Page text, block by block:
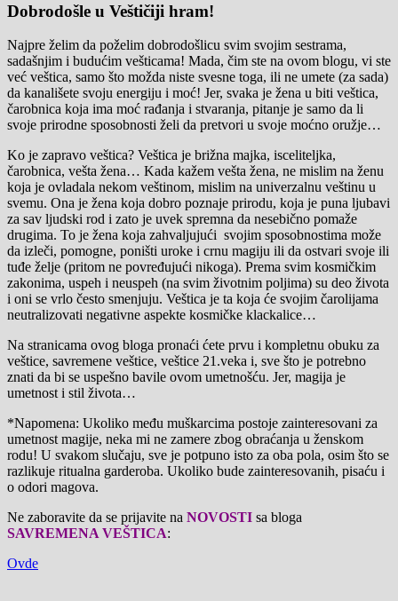
Dobrodošle u Veštičiji hram!
Najpre želim da poželim dobrodošlicu svim svojim sestrama,
sadašnjim i budućim vešticama! Mada, čim ste na ovom blogu, vi ste
već veštica, samo što možda niste svesne toga, ili ne umete (za sada)
da kanališete svoju energiju i moć! Jer, svaka je žena u biti veštica,
čarobnica koja ima moć rađanja i stvaranja, pitanje je samo da li
svoje prirodne sposobnosti želi da pretvori u svoje moćno oružje…
Ko je zapravo veštica? Veštica je brižna majka, isceliteljka,
čarobnica, vešta žena… Kada kažem vešta žena, ne mislim na ženu
koja je ovladala nekom veštinom, mislim na univerzalnu veštinu u
svemu. Ona je žena koja dobro poznaje prirodu, koja je puna ljubavi
za sav ljudski rod i zato je uvek spremna da nesebično pomaže
drugima. To je žena koja zahvaljujući svojim sposobnostima može
da izleči, pomogne, poništi uroke i crnu magiju ili da ostvari svoje ili
tuđe želje (pritom ne povređujući nikoga). Prema svim kosmičkim
zakonima, uspeh i neuspeh (na svim životnim poljima) su deo života
i oni se vrlo često smenjuju. Veštica je ta koja će svojim čarolijama
neutralizovati negativne aspekte kosmičke klackalice…
Na stranicama ovog bloga pronaći ćete prvu i kompletnu obuku za
veštice, savremene veštice, veštice 21.veka i, sve što je potrebno
znati da bi se uspešno bavile ovom umetnošću. Jer, magija je
umetnost i stil života…
*Napomena: Ukoliko među muškarcima postoje zainteresovani za
umetnost magije, neka mi ne zamere zbog obraćanja u ženskom
rodu! U svakom slučaju, sve je potpuno isto za oba pola, osim što se
razlikuje ritualna garderoba. Ukoliko bude zainteresovanih, pisaću i
o odori magova.
Ne zaboravite da se prijavite na NOVOSTI sa bloga
SAVREMENA VEŠTICA:
Ovde